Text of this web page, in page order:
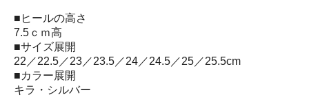
■ヒールの高さ
7.5ｃｍ高
■サイズ展開
22／22.5／23／23.5／24／24.5／25／25.5cm
■カラー展開
キラ・シルバー